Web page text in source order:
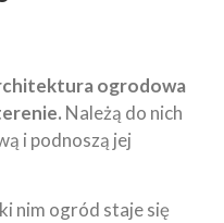
ogrodowa
Należą do nich
i podnoszą jej
nim ogród staje się